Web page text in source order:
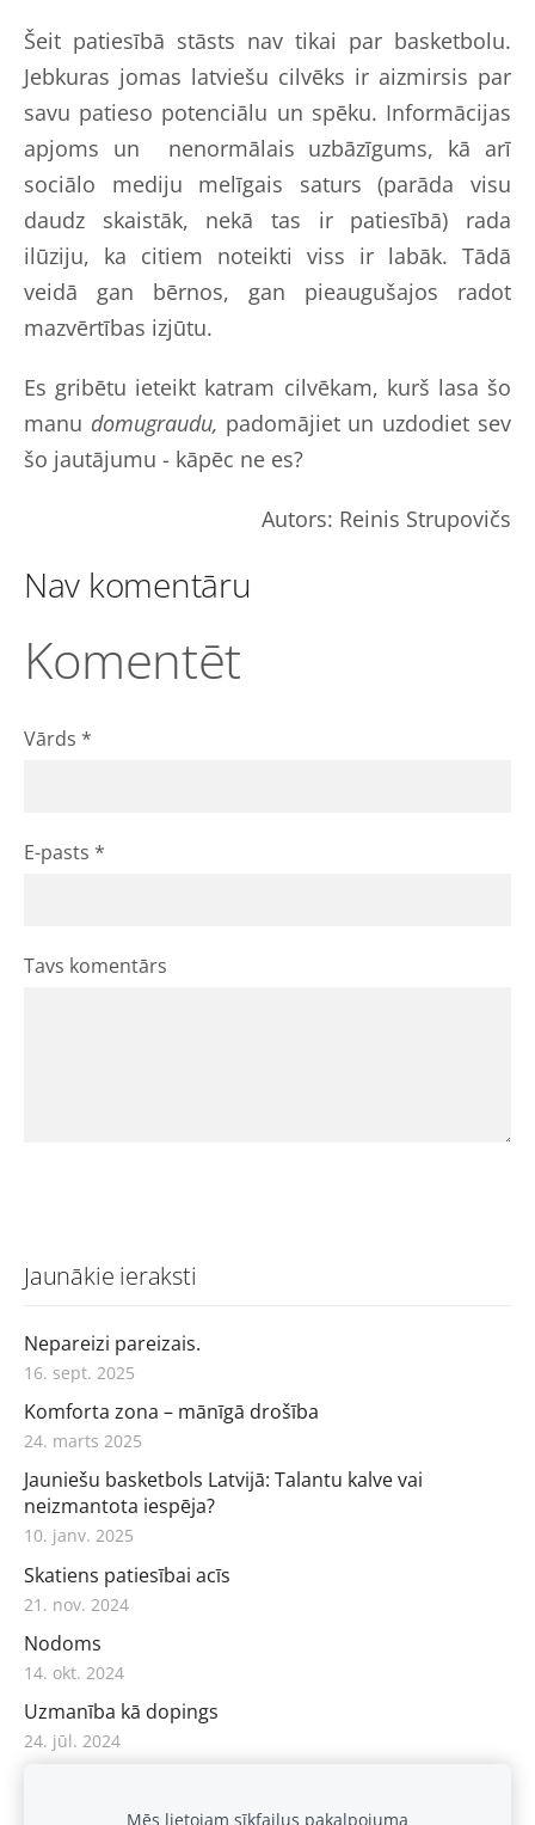
Jaunākie ieraksti
Nepareizi pareizais.
16. sept. 2025
Komforta zona – mānīgā drošība
24. marts 2025
Jauniešu basketbols Latvijā: Talantu kalve vai
neizmantota iespēja?
10. janv. 2025
Skatiens patiesībai acīs
21. nov. 2024
Nodoms
14. okt. 2024
Uzmanība kā dopings
24. jūl. 2024
Šeit patiesībā stāsts nav tikai par basketbolu.
Jebkuras jomas latviešu cilvēks ir aizmirsis par
savu patieso potenciālu un spēku. Informācijas
apjoms un nenormālais uzbāzīgums, kā arī
sociālo mediju melīgais saturs (parāda visu
daudz skaistāk, nekā tas ir patiesībā) rada
ilūziju, ka citiem noteikti viss ir labāk. Tādā
veidā gan bērnos, gan pieaugušajos radot
mazvērtības izjūtu.
Es gribētu ieteikt katram cilvēkam, kurš lasa šo
manu domugraudu, padomājiet un uzdodiet sev
šo jautājumu - kāpēc ne es?
Autors: Reinis Strupovičs
Nav komentāru
Komentēt
Vārds *
E-pasts *
Tavs komentārs
Mēs lietojam sīkfailus pakalpojuma